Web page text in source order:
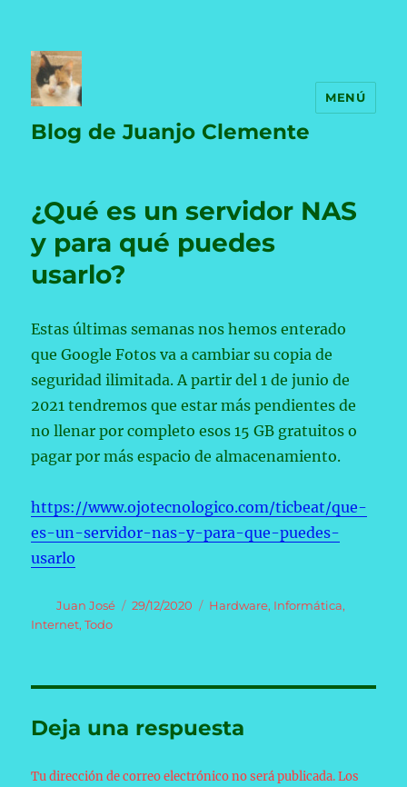
Blog de Juanjo Clemente
MENÚ
¿Qué es un servidor NAS
y para qué puedes
usarlo?
Estas últimas semanas nos hemos enterado
que Google Fotos va a cambiar su copia de
seguridad ilimitada. A partir del 1 de junio de
2021 tendremos que estar más pendientes de
no llenar por completo esos 15 GB gratuitos o
pagar por más espacio de almacenamiento.
https://www.ojotecnologico.com/ticbeat/que-
es-un-servidor-nas-y-para-que-puedes-
usarlo
Autor
Juan José
Publicado
29/12/2020 Categorías
Hardware, Informática,
Internet,Todo
Deja una respuesta
Tu dirección de correo electrónico no será publicada. Los